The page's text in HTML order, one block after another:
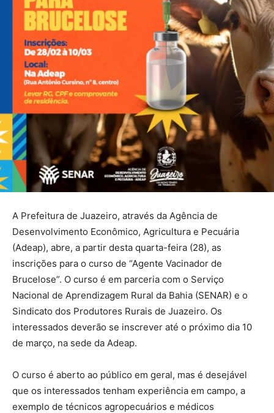
A Prefeitura de Juazeiro, através da Agência de
Desenvolvimento Econômico, Agricultura e Pecuária
(Adeap), abre, a partir desta quarta-feira (28), as
inscrições para o curso de “Agente Vacinador de
Brucelose”. O curso é em parceria com o Serviço
Nacional de Aprendizagem Rural da Bahia (SENAR) e o
Sindicato dos Produtores Rurais de Juazeiro. Os
interessados deverão se inscrever até o próximo dia 10
de março, na sede da Adeap.
O curso é aberto ao público em geral, mas é desejável
que os interessados tenham experiência em campo, a
exemplo de técnicos agropecuários e médicos